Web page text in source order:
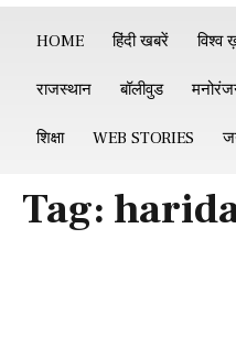
HOME हिंदी खबरें विश्व
राजस्थान बॉलीवुड
शिक्षा WEB STORIES
Tag: